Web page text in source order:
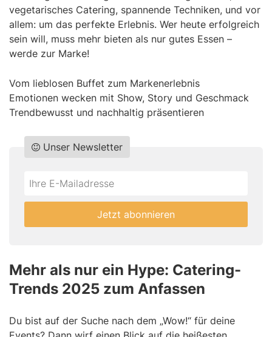
vegetarisches Catering, spannende Techniken, und vor
allem: um das perfekte Erlebnis. Wer heute erfolgreich
sein will, muss mehr bieten als nur gutes Essen –
werde zur Marke!
Vom lieblosen Buffet zum Markenerlebnis
Emotionen wecken mit Show, Story und Geschmack
Trendbewusst und nachhaltig präsentieren
Do
fill
Unser Newsletter
*Ihre
Mailadresse:
Jetzt abonnieren
Mehr als nur ein Hype: Catering-
Trends 2025 zum Anfassen
Du bist auf der Suche nach dem „Wow!“ für deine